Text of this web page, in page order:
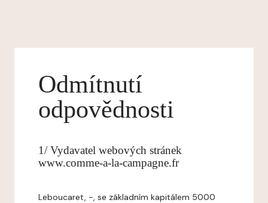
Odmítnutí
odpovědnosti
1/ Vydavatel webových stránek
www.comme-a-la-campagne.fr
Leboucaret, -, se základním kapitálem 5000